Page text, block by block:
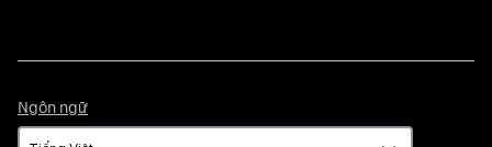
Ngôn ngữ
ngữ